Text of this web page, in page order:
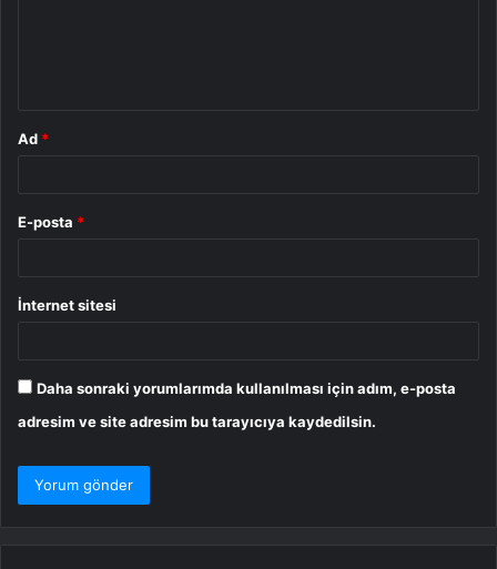
Ad *
E-posta *
İnternet sitesi
Daha sonraki yorumlarımda kullanılması için adım, e-posta
adresim ve site adresim bu tarayıcıya kaydedilsin.